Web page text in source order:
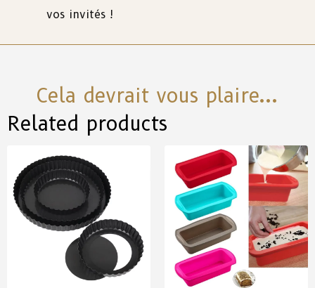
vos invités !
Cela devrait vous plaire...
Related products